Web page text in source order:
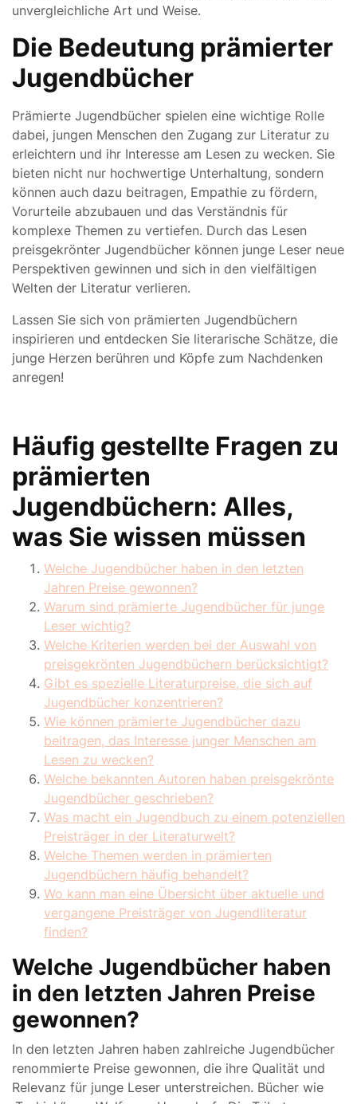
unvergleichliche Art und Weise.
Die Bedeutung prämierter
Jugendbücher
Prämierte Jugendbücher spielen eine wichtige Rolle
dabei, jungen Menschen den Zugang zur Literatur zu
erleichtern und ihr Interesse am Lesen zu wecken. Sie
bieten nicht nur hochwertige Unterhaltung, sondern
können auch dazu beitragen, Empathie zu fördern,
Vorurteile abzubauen und das Verständnis für
komplexe Themen zu vertiefen. Durch das Lesen
preisgekrönter Jugendbücher können junge Leser neue
Perspektiven gewinnen und sich in den vielfältigen
Welten der Literatur verlieren.
Lassen Sie sich von prämierten Jugendbüchern
inspirieren und entdecken Sie literarische Schätze, die
junge Herzen berühren und Köpfe zum Nachdenken
anregen!
Häufig gestellte Fragen zu
prämierten
Jugendbüchern: Alles,
was Sie wissen müssen
Welche Jugendbücher haben in den letzten
Jahren Preise gewonnen?
Warum sind prämierte Jugendbücher für junge
Leser wichtig?
Welche Kriterien werden bei der Auswahl von
preisgekrönten Jugendbüchern berücksichtigt?
Gibt es spezielle Literaturpreise, die sich auf
Jugendbücher konzentrieren?
Wie können prämierte Jugendbücher dazu
beitragen, das Interesse junger Menschen am
Lesen zu wecken?
Welche bekannten Autoren haben preisgekrönte
Jugendbücher geschrieben?
Was macht ein Jugendbuch zu einem potenziellen
Preisträger in der Literaturwelt?
Welche Themen werden in prämierten
Jugendbüchern häufig behandelt?
Wo kann man eine Übersicht über aktuelle und
vergangene Preisträger von Jugendliteratur
finden?
Welche Jugendbücher haben
in den letzten Jahren Preise
gewonnen?
In den letzten Jahren haben zahlreiche Jugendbücher
renommierte Preise gewonnen, die ihre Qualität und
Relevanz für junge Leser unterstreichen. Bücher wie